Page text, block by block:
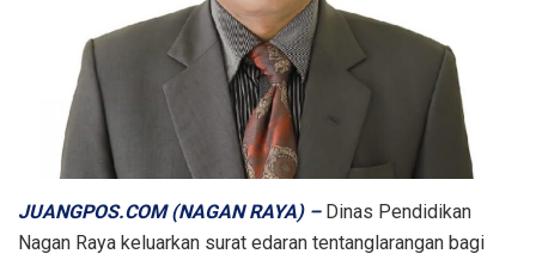
JUANGPOS.COM (NAGAN RAYA) – Dinas Pendidikan
Nagan Raya keluarkan surat edaran tentanglarangan bagi